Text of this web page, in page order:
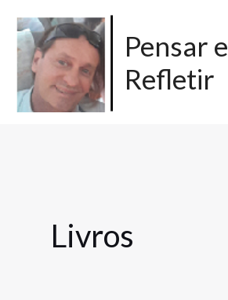
para
conteúdo
Pensar e
Refletir
Livros